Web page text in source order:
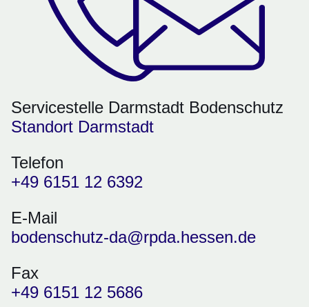
Servicestelle Darmstadt Bodenschutz
Standort Darmstadt
Telefon
+49 6151 12 6392
E-Mail
bodenschutz-da@rpda.hessen.de
Fax
+49 6151 12 5686